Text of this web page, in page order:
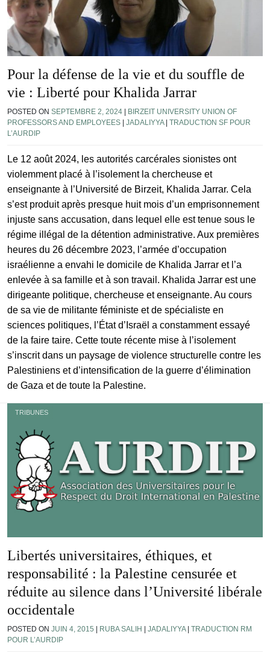
Pour la défense de la vie et du souffle de
vie : Liberté pour Khalida Jarrar
POSTED ON SEPTEMBRE 2, 2024 | BIRZEIT UNIVERSITY UNION OF
PROFESSORS AND EMPLOYEES | JADALIYYA| TRADUCTION SF POUR
L’AURDIP
Le 12 août 2024, les autorités carcérales sionistes ont
violemment placé à l’isolement la chercheuse et
enseignante à l’Université de Birzeit, Khalida Jarrar. Cela
s’est produit après presque huit mois d’un emprisonnement
injuste sans accusation, dans lequel elle est tenue sous le
régime illégal de la détention administrative. Aux premières
heures du 26 décembre 2023, l’armée d’occupation
israélienne a envahi le domicile de Khalida Jarrar et l’a
enlevée à sa famille et à son travail. Khalida Jarrar est une
dirigeante politique, chercheuse et enseignante. Au cours
de sa vie de militante féministe et de spécialiste en
sciences politiques, l’État d’Israël a constamment essayé
de la faire taire. Cette toute récente mise à l’isolement
s’inscrit dans un paysage de violence structurelle contre les
Palestiniens et d’intensification de la guerre d’élimination
de Gaza et de toute la Palestine.
TRIBUNES
Libertés universitaires, éthiques, et
responsabilité : la Palestine censurée et
réduite au silence dans l’Université libérale
occidentale
POSTED ON JUIN 4, 2015 RUBA SALIH JADALIYYA| TRADUCTION RM
POUR L’AURDIP